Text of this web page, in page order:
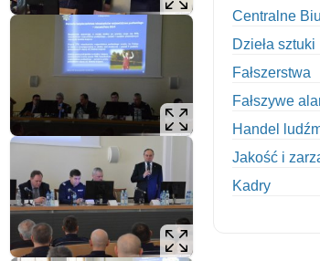
Centralne
Dzieła sztuki
Fałszerstwa
Fałszywe
Handel
Jakość i
Kadry